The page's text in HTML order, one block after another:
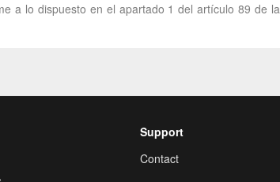
a lo dispuesto en el apartado 1 del artículo 89 de
Support
Contact